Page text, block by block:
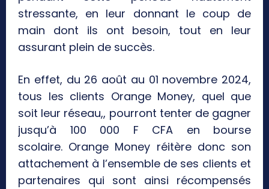
stressante, en leur donnant le coup de
main dont ils ont besoin, tout en leur
assurant plein de succès.
En effet, du 26 août au 01 novembre 2024,
tous les clients Orange Money, quel que
soit leur réseau,, pourront tenter de gagner
jusqu’à 100 000 F CFA en bourse
scolaire. Orange Money réitère donc son
attachement à l’ensemble de ses clients et
partenaires qui sont ainsi récompensés